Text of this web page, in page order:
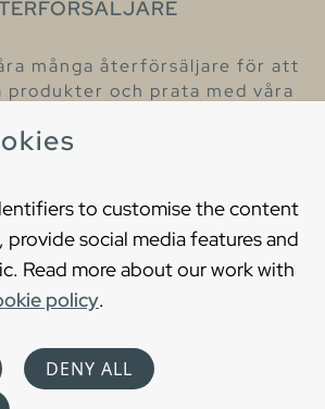
to customise the content
provide social media features and
Read more about our work with
policy.
DENY ALL
många återförsäljare för att
produkter och prata med våra
Privacy statement
language